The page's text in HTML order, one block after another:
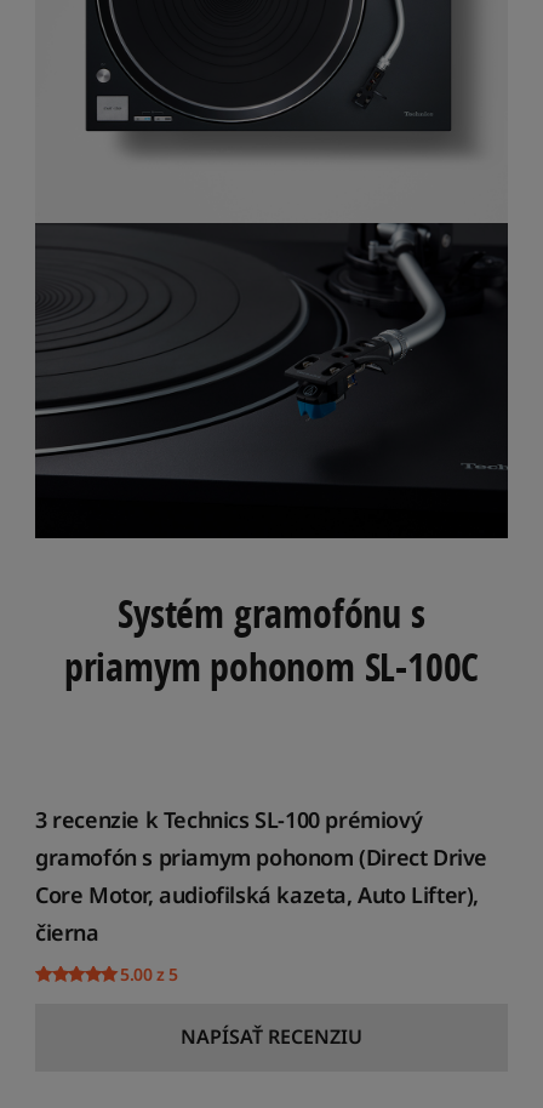
Systém gramofónu s
priamym pohonom SL-100C
3 recenzie k Technics SL-100 prémiový
gramofón s priamym pohonom (Direct Drive
Core Motor, audiofilská kazeta, Auto Lifter),
čierna
5.00 z 5
NAPÍSAŤ RECENZIU